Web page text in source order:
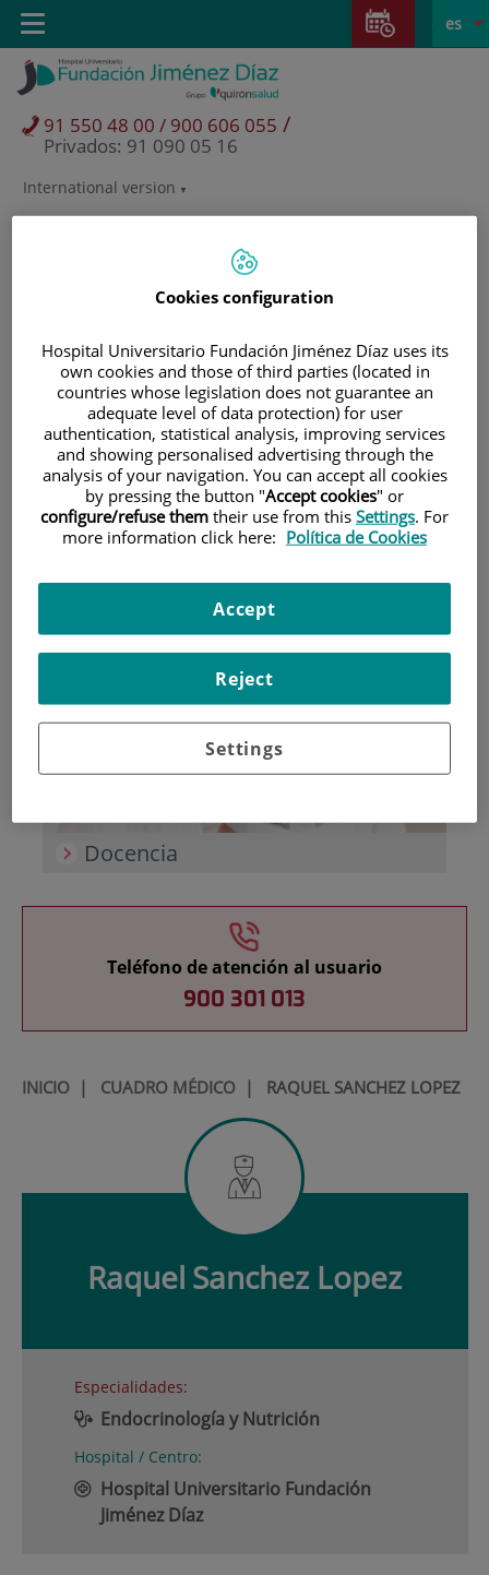
Saltar al contenido
Saltar
contenido
Selector
de
activo
es
International version
91 550 48 00 / 900 606 055 /
Privados: 91 090 05 16
Toggle
navigation
Pacientes y visitantes
Investigación
Docencia
Teléfono de atención al usuario
900 301 013
INICIO| CUADRO MÉDICO| RAQUEL SANCHEZ LOPEZ
Raquel Sanchez Lopez
Especialidades:
Endocrinología y Nutrición
Hospital / Centro:
Hospital Universitario Fundación
Jiménez Díaz
Cookies configuration
Hospital Universitario Fundación Jiménez Díaz uses its
own cookies and those of third parties (located in
countries whose legislation does not guarantee an
adequate level of data protection) for user
authentication, statistical analysis, improving services
and showing personalised advertising through the
analysis of your navigation. You can accept all cookies
by pressing the button "Accept cookies" or
configure/refuse them their use from this Settings. For
more information click here: Política de Cookies
Settings
Reject
Accept